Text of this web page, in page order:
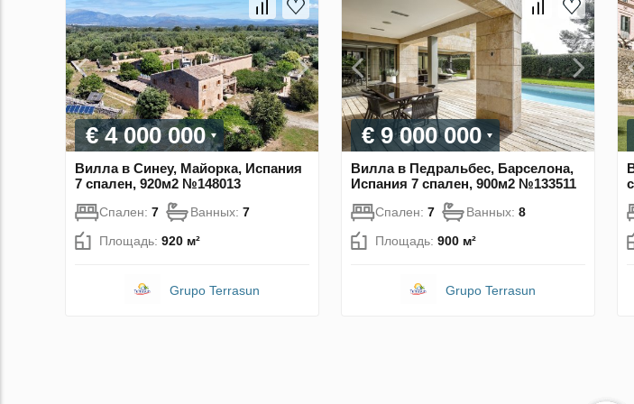
€ 4 000 000
Вилла в Синеу, Майорка, Испания
7 спален, 920м2 №148013
Спален: 7 Ванных: 7
Площадь: 920 м²
Grupo Terrasun
€ 9 000 000
Вилла в Педральбес, Барселона,
Испания 7 спален, 900м2 №133511
Спален: 7 Ванных: 8
Площадь: 900 м²
Grupo Terrasun